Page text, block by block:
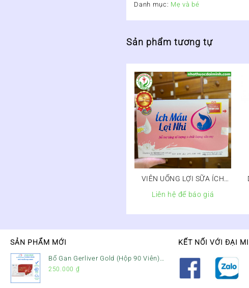
Danh mục: Mẹ và bé
Sản phẩm tương tự
VIÊN UỐNG LỢI SỮA ÍCH
MẪU LỢI NHI
Liên hệ để báo giá
SẢN PHẨM MỚI
Bổ Gan Gerliver Gold (Hộp 90 Viên)
– Hỗ Trợ Giải Độc Gan, Mát Gan &
250.000 ₫
KẾT NỐI VỚI ĐẠI